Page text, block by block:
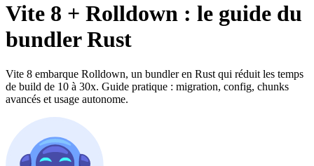
Vite 8 + Rolldown : le guide du
bundler Rust
Vite 8 embarque Rolldown, un bundler en Rust qui réduit les temps
de build de 10 à 30x. Guide pratique : migration, config, chunks
avancés et usage autonome.